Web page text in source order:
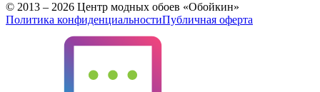
© 2013 – 2026 Центр модных обоев «Обойкин»
Политика конфиденциальностиПубличная оферта